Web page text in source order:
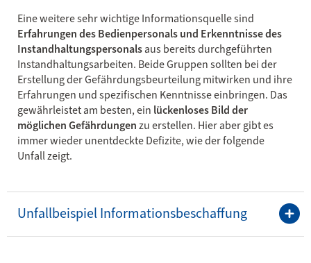
Eine weitere sehr wichtige Informationsquelle sind
Erfahrungen des Bedienpersonals und Erkenntnisse des
Instandhaltungspersonalsaus bereits durchgeführten
Instandhaltungsarbeiten. Beide Gruppen sollten bei der
Erstellung der Gefährdungsbeurteilung mitwirken und ihre
Erfahrungen und spezifischen Kenntnisse einbringen. Das
gewährleistet am besten, ein lückenloses Bild der
möglichen Gefährdungenzu erstellen. Hier aber gibt es
immer wieder unentdeckte Defizite, wie der folgende
Unfall zeigt.
Unfallbeispiel Informationsbeschaffung